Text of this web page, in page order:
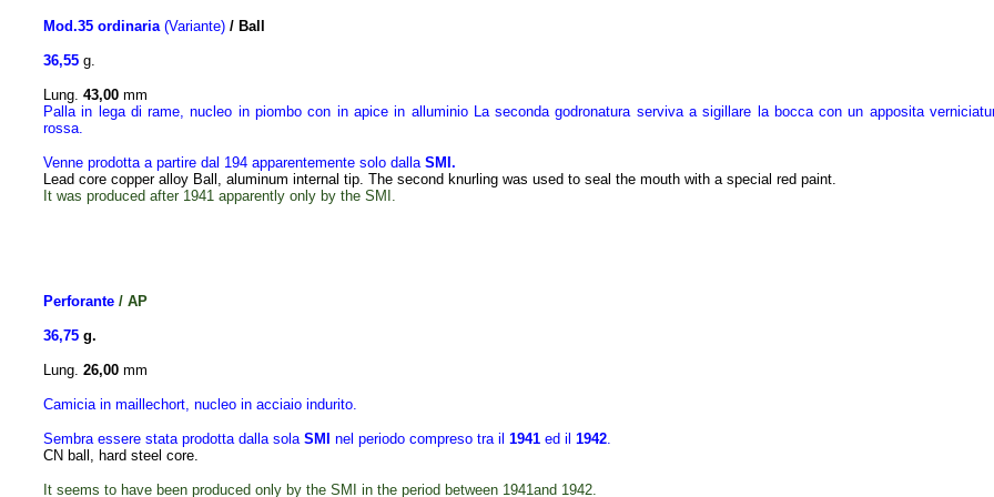
Mod.35 ordinaria (Variante) / Ball
36,55 g.
Lung. 43,00 mm
Palla in lega di rame, nucleo in piombocon in apice in alluminio La seconda godronatura serviva a sigillare la bocca con un apposita
rossa.
Venne prodotta a partire dal 194 apparentemente solo dalla SMI.
Lead core copper alloy Ball, aluminum internal tip. The second knurling was used to seal the mouth with a special red paint.
It was produced after 1941 apparently only by the SMI.
Perforante / AP
36,75 g.
Lung. 26,00 mm
Camicia in maillechort, nucleo in acciaio indurito.
Sembra essere stata prodotta dalla sola SMI nel periodo compreso tra il 1941 ed il 1942.
CN ball , hard steel core.
It seems to have been produced only by the SMI in the period between 1941and 1942.